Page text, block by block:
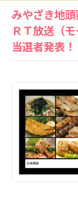
みやざき地
ＲＴ放送（
当選者発表！